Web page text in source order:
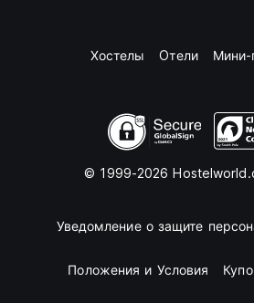
Хостелы Oтели Мини-
© 1999-2026
Уведомление о защите
Положения и Условия